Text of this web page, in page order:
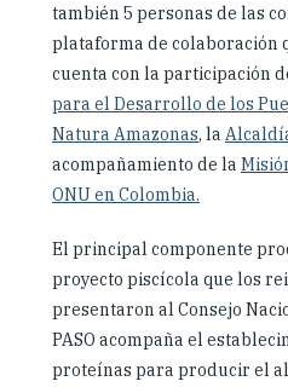
también 5 personas de las
plataforma de colaboración
cuenta con la participación
para el Desarrollo de los
Natura Amazonas, la
acompañamiento de la
ONU en Colombia.
El principal componente
proyecto piscícola que los
presentaron al Consejo
PASO acompaña el
proteínas para producir el